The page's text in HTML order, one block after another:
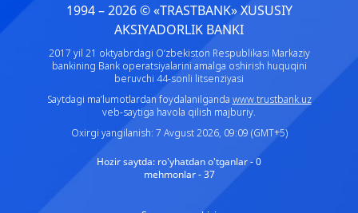
1994 – 2026 © «TRASTBANK» ХUSUSIY
AKSIYADORLIK BANKI
2017 yil 21 oktyabrdagi O‘zbekiston Respublikasi Markaziy
bankining Bank operatsiyalarini amalga oshirish huquqini
beruvchi 44-sonli litsenziyasi
Saytdagi ma’lumotlardan foydalanilganda www.trustbank.uz
veb-saytiga havola qilish majburiy.
Oxirgi yangilanish: 7 Avgust 2026, 09:09 (GMT+5)
Hozir saytda: ro'yhatdan o'tganlar - 0
mehmonlar - 37